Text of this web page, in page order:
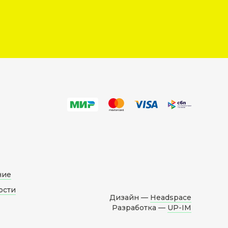
Дизайн — Headspace
Разработка — UP-IM